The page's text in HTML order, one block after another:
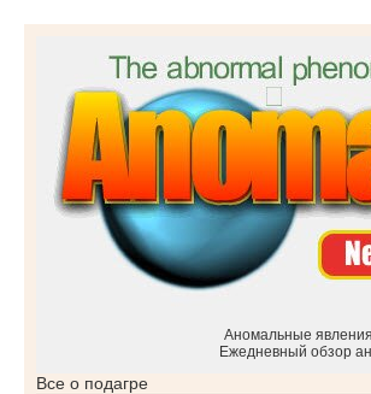
Аномальные
Ежедневный обзор
Все о подагре